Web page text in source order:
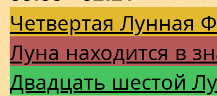
Четвертая Лунная
Луна находится в
Двадцать шестой